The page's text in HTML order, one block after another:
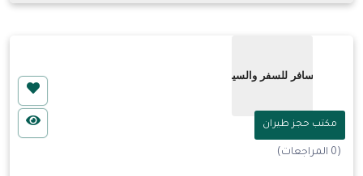
مكتب حجز طيران
(0 المراجعات)